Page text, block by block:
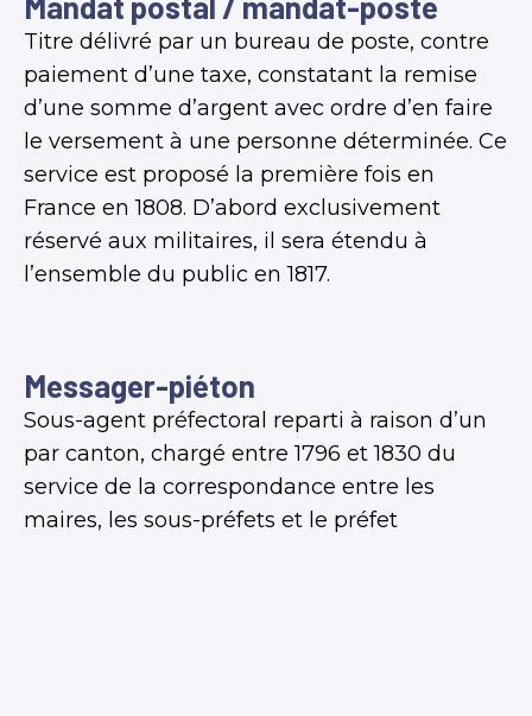
Titre délivré par un bureau de poste, contre
paiement d’une taxe, constatant la remise
d’une somme d’argent avec ordre d’en faire
le versement à une personne déterminée. Ce
service est proposé la première fois en
France en 1808. D’abord exclusivement
réservé aux militaires, il sera étendu à
l’ensemble du public en 1817.
Messager-piéton
Sous-agent préfectoral reparti à raison d’un
par canton, chargé entre 1796 et 1830 du
service de la correspondance entre les
maires, les sous-préfets et le préfet